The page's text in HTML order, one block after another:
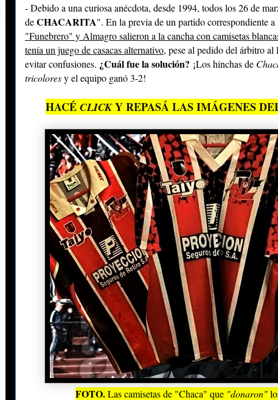
- Debido a una curiosa anécdota, desde 1994, todos los 26 de
deCHACARITA". En la previa de un partido correspondiente
"Funebrero" y Almagro salieron a la cancha con camisetas
tenía un juego de casacas alternativo, pese al pedido del árbitro
evitar confusiones. ¿Cuál fue la solución? ¡Los hinchas de
tricoloresy el equipo ganó 3-2!
HACÉ CLICKY REPASÁ LAS IMÁGENES
FOTO.Las camisetas de "Chaca" que "donaron"